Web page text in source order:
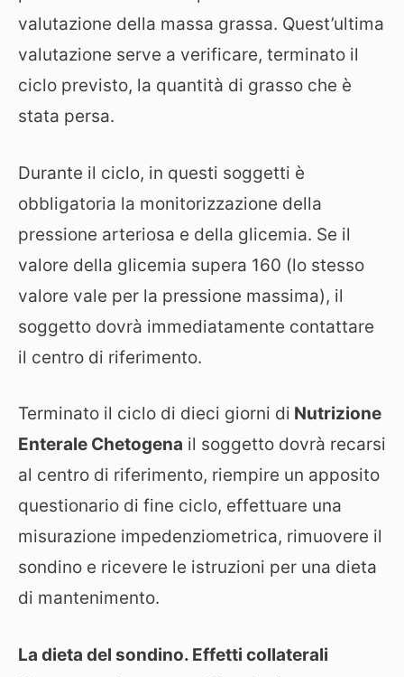
valutazione della massa grassa. Quest’ultima
valutazione serve a verificare, terminato il
ciclo previsto, la quantità di grasso che è
stata persa.
Durante il ciclo, in questi soggetti è
obbligatoria la monitorizzazione della
pressione arteriosa e della glicemia. Se il
valore della glicemia supera 160 (lo stesso
valore vale per la pressione massima), il
soggetto dovrà immediatamente contattare
il centro di riferimento.
Terminato il ciclo di dieci giorni di Nutrizione
Enterale Chetogena il soggetto dovrà recarsi
al centro di riferimento, riempire un apposito
questionario di fine ciclo, effettuare una
misurazione impedenziometrica, rimuovere il
sondino e ricevere le istruzioni per una dieta
di mantenimento.
La dieta del sondino. Effetti collaterali